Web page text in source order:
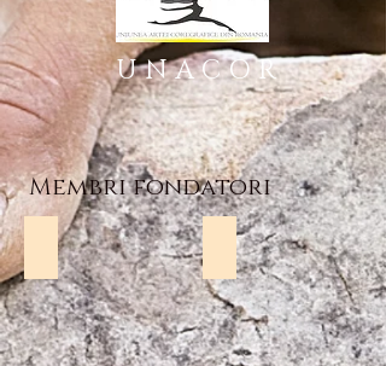
U N A C O R
Membri fondatori
Sergiu Anghel Livia Guna